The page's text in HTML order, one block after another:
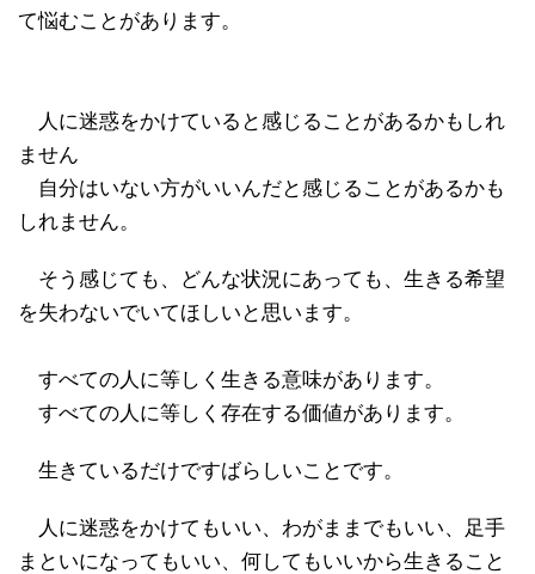
て悩むことがあります。
人に迷惑をかけていると感じることがあるかもしれ
ません
自分はいない方がいいんだと感じることがあるかも
しれません。
そう感じても、どんな状況にあっても、生きる希望
を失わないでいてほしいと思います。
すべての人に等しく生きる意味があります。
すべての人に等しく存在する価値があります。
生きているだけですばらしいことです。
人に迷惑をかけてもいい、わがままでもいい、足手
まといになってもいい、何してもいいから生きること